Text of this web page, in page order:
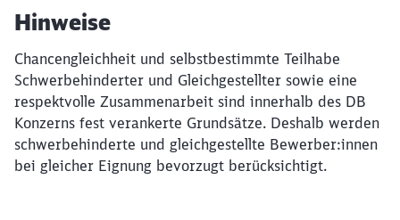
Hinweise
Chancengleichheit und selbstbestimmte Teilhabe
Schwerbehinderter und Gleichgestellter sowie eine
respektvolle Zusammenarbeit sind innerhalb des DB
Konzerns fest verankerte Grundsätze. Deshalb werden
schwerbehinderte und gleichgestellte Bewerber:innen
bei gleicher Eignung bevorzugt berücksichtigt.